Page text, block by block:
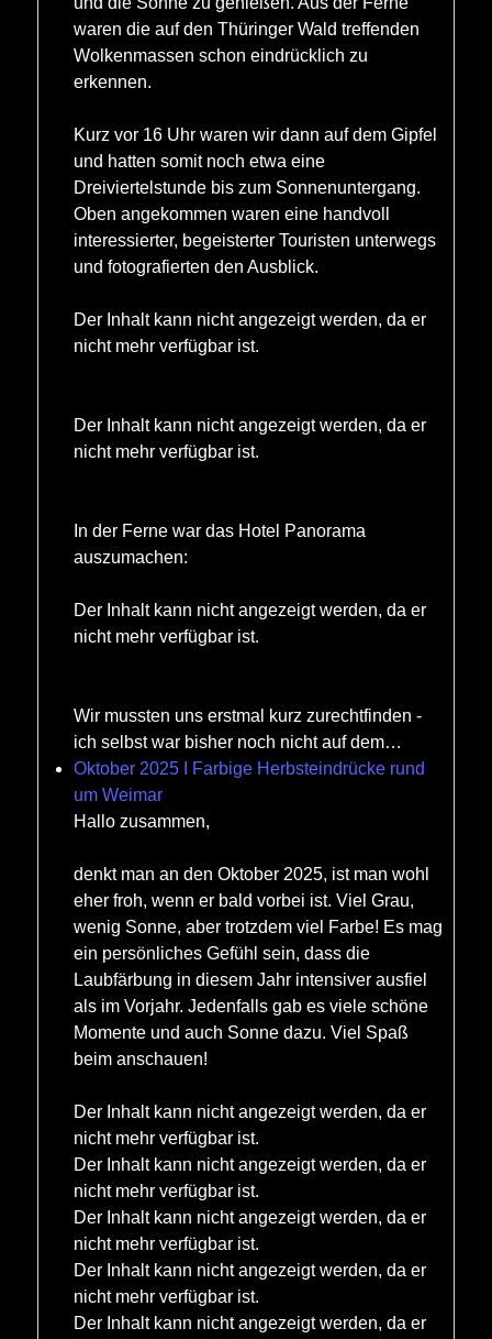
waren die auf den Thüringer Wald treffenden
Wolkenmassen schon eindrücklich zu
erkennen.
Kurz vor 16 Uhr waren wir dann auf dem Gipfel
und hatten somit noch etwa eine
Dreiviertelstunde bis zum Sonnenuntergang.
Oben angekommen waren eine handvoll
interessierter, begeisterter Touristen unterwegs
und fotografierten den Ausblick.
Der Inhalt kann nicht angezeigt werden, da er
nicht mehr verfügbar ist.
Der Inhalt kann nicht angezeigt werden, da er
nicht mehr verfügbar ist.
In der Ferne war das Hotel Panorama
auszumachen:
Der Inhalt kann nicht angezeigt werden, da er
nicht mehr verfügbar ist.
Wir mussten uns erstmal kurz zurechtfinden -
ich selbst war bisher noch nicht auf dem…
Oktober 2025 I Farbige Herbsteindrücke rund
um Weimar
Hallo zusammen,
denkt man an den Oktober 2025, ist man wohl
eher froh, wenn er bald vorbei ist. Viel Grau,
wenig Sonne, aber trotzdem viel Farbe! Es mag
ein persönliches Gefühl sein, dass die
Laubfärbung in diesem Jahr intensiver ausfiel
als im Vorjahr. Jedenfalls gab es viele schöne
Momente und auch Sonne dazu. Viel Spaß
beim anschauen!
Der Inhalt kann nicht angezeigt werden, da er
nicht mehr verfügbar ist.
Der Inhalt kann nicht angezeigt werden, da er
nicht mehr verfügbar ist.
Der Inhalt kann nicht angezeigt werden, da er
nicht mehr verfügbar ist.
Der Inhalt kann nicht angezeigt werden, da er
nicht mehr verfügbar ist.
Der Inhalt kann nicht angezeigt werden, da er